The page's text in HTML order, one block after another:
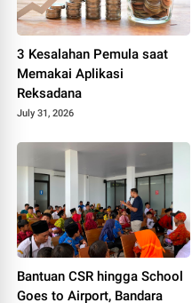
3 Kesalahan Pemula saat
Memakai Aplikasi
Reksadana
July 31, 2026
Bantuan CSR hingga School
Goes to Airport, Bandara